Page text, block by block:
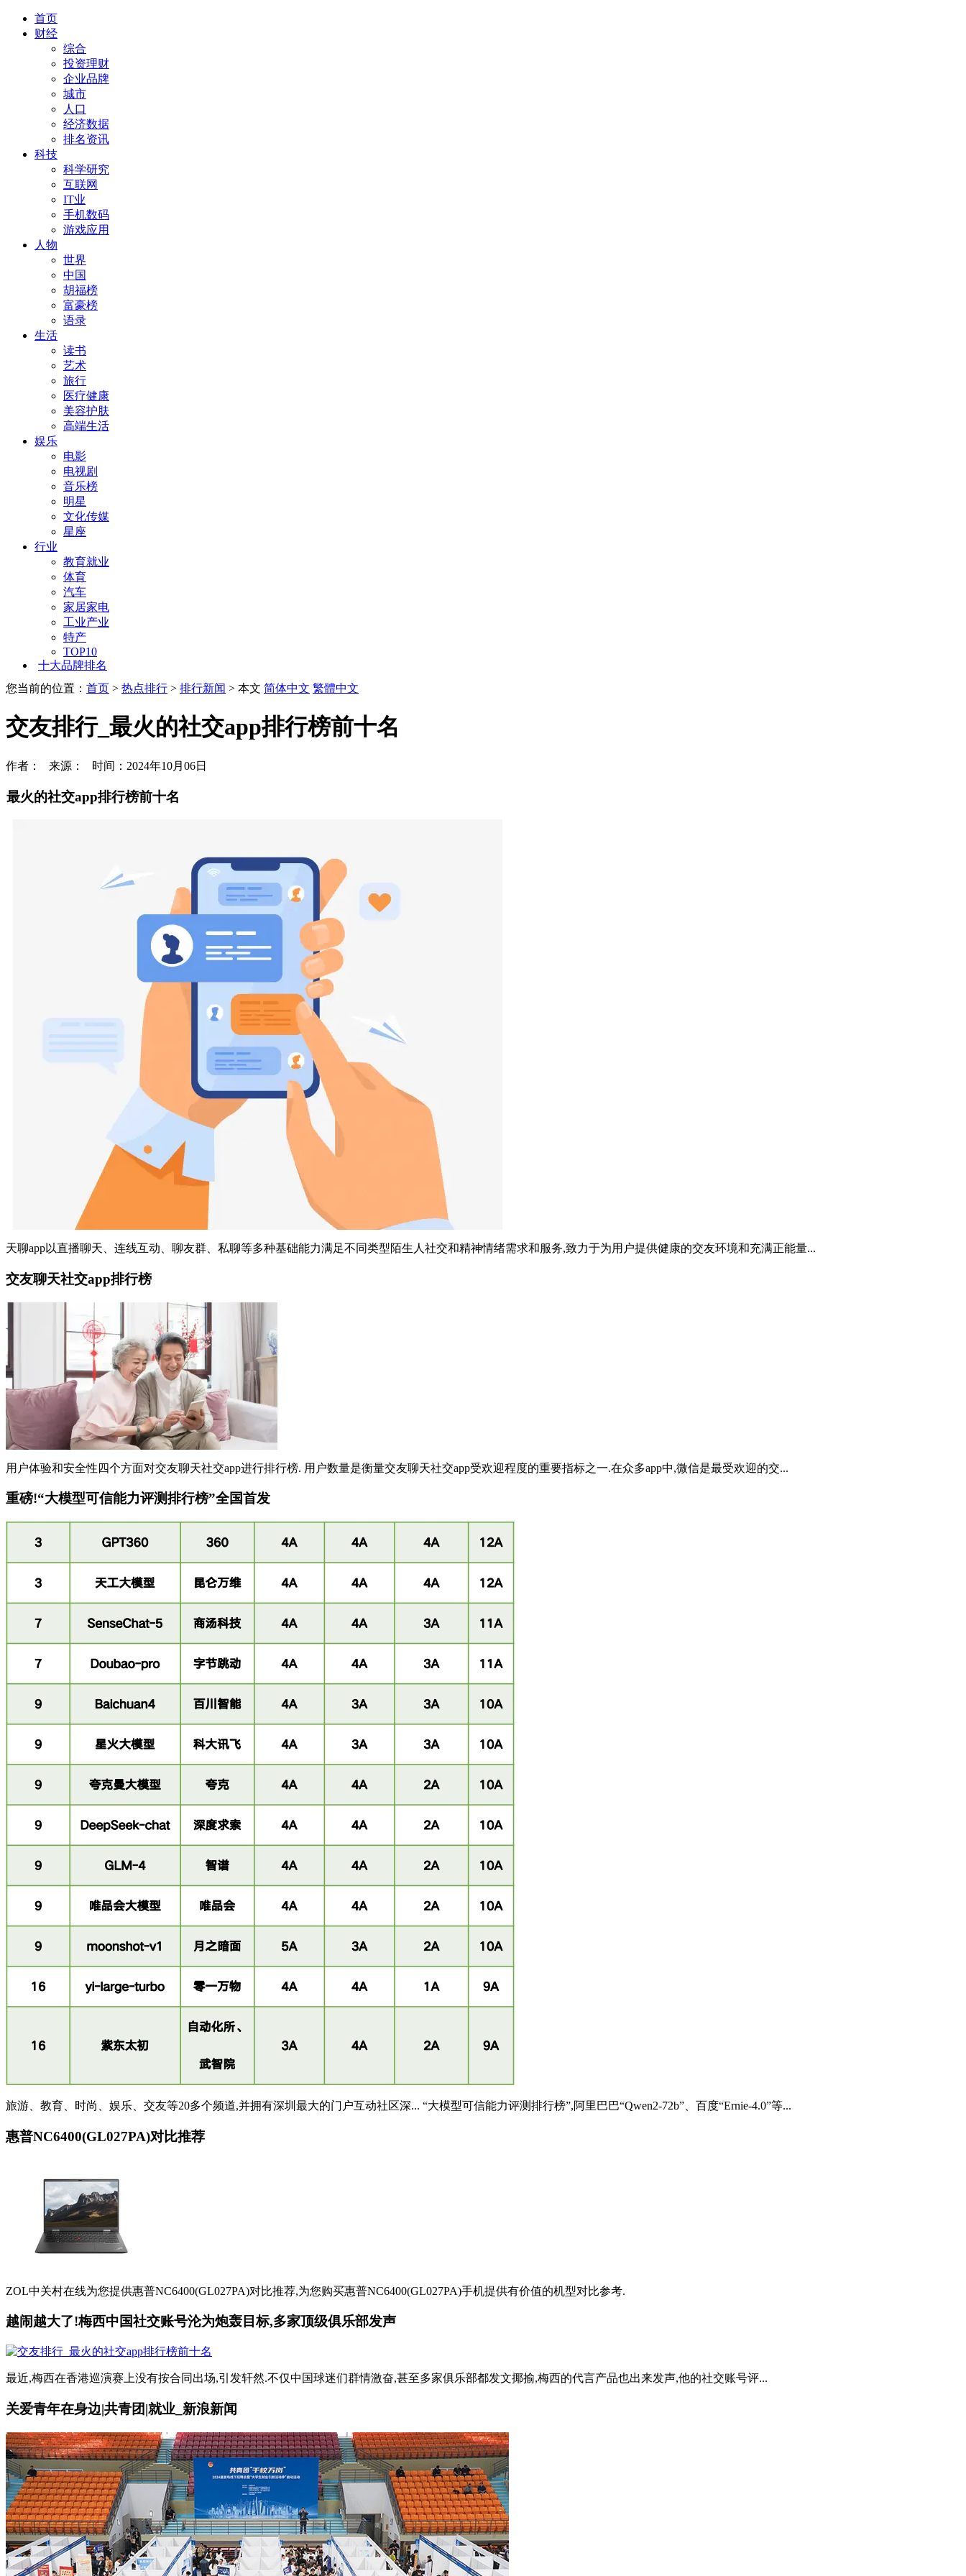
首页
财经
综合
投资理财
企业品牌
城市
人口
经济数据
排名资讯
科技
科学研究
互联网
IT业
手机数码
游戏应用
人物
世界
中国
胡福榜
富豪榜
语录
生活
读书
艺术
旅行
医疗健康
美容护肤
高端生活
娱乐
电影
电视剧
音乐榜
明星
文化传媒
星座
行业
教育就业
体育
汽车
家居家电
工业产业
特产
TOP10
十大品牌排名
您当前的位置： 首页 > 热点排行 > 排行新闻 > 本文 简体中文 繁體中文
交友排行_最火的社交app排行榜前十名
作者： 来源： 时间：2024年10月06日
最火的社交app排行榜前十名
天聊app以直播聊天、连线互动、聊友群、私聊等多种基础能力满足不同类型陌生人社交和精神情绪需求和服务,致力于为用户提供健康的交友环境和充满正能量...
交友聊天社交app排行榜
用户体验和安全性四个方面对交友聊天社交app进行排行榜. 用户数量是衡量交友聊天社交app受欢迎程度的重要指标之一.在众多app中,微信是最受欢迎的交...
重磅!“大模型可信能力评测排行榜”全国首发
旅游、教育、时尚、娱乐、交友等20多个频道,并拥有深圳最大的门户互动社区深... “大模型可信能力评测排行榜”,阿里巴巴“Qwen2-72b”、百度“Ernie-4.0”等...
惠普NC6400(GL027PA)对比推荐
ZOL中关村在线为您提供惠普NC6400(GL027PA)对比推荐,为您购买惠普NC6400(GL027PA)手机提供有价值的机型对比参考.
越闹越大了!梅西中国社交账号沦为炮轰目标,多家顶级俱乐部发声
最近,梅西在香港巡演赛上没有按合同出场,引发轩然.不仅中国球迷们群情激奋,甚至多家俱乐部都发文揶揄,梅西的代言产品也出来发声,他的社交账号评...
关爱青年在身边|共青团|就业_新浪新闻